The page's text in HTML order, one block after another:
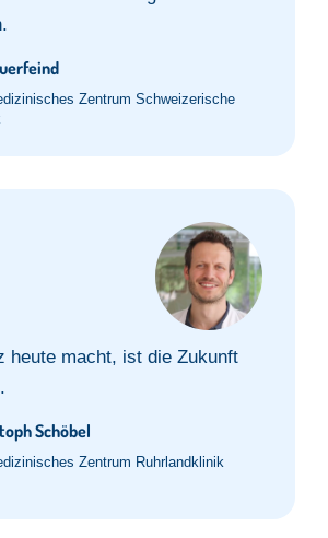
Zentrum Schweizerische
heute macht, ist die Zukunft
Schöbel
Zentrum Ruhrlandklinik